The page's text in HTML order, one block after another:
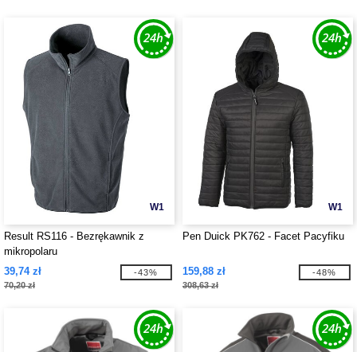
W1
Result RS116 - Bezrękawnik z
mikropolaru
39,74 zł
70,20 zł
-43%
W1
Pen Duick PK762 - Facet Pacyfiku
159,88 zł
308,63 zł
-48%